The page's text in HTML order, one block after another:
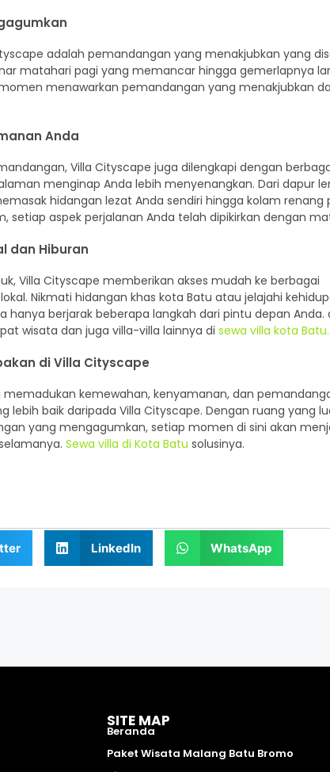
adalah pemandangan yang menakjubkan yang
matahari pagi yang memancar hingga gemerlapnya
menawarkan pemandangan yang menakjubkan
Anda
Villa Cityscape juga dilengkapi dengan
menginap Anda lebih menyenangkan. Dari dapur
hidangan lezat Anda sendiri hingga kolam renang
setiap aspek perjalanan Anda telah dipikirkan dengan
dan Hiburan
Villa Cityscape memberikan akses mudah ke berbagai
Nikmati hidangan khas kota Batu atau jelajahi
berjarak beberapa langkah dari pintu depan Anda.
wisata dan juga villa-villa lainnya di sewa villa kota Batu.
di Villa Cityscape
memadukan kemewahan, kenyamanan, dan
lebih baik daripada Villa Cityscape. Dengan ruang yang
yang mengagumkan, setiap momen di sini akan
Sewa villa di Kota Batu solusinya.
LinkedIn WhatsApp
SITE MAP
Beranda
Paket Wisata Malang Batu Bromo